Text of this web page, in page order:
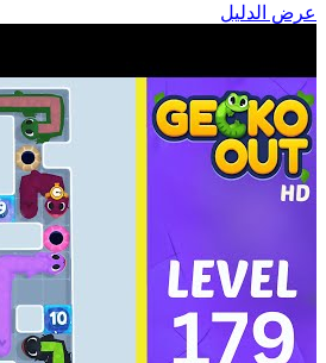
عرض الدليل